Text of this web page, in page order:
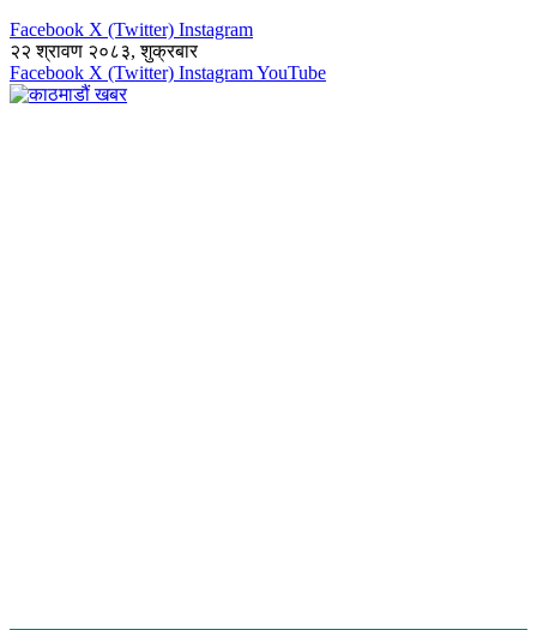
Facebook X (Twitter) Instagram
२२ श्रावण २०८३, शुक्रबार
Facebook X (Twitter) InstagramYouTube